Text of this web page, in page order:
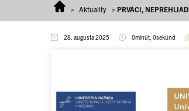
> Aktuality > PRVÁCI,
28. augusta 2025 0minút, 0sekúnd